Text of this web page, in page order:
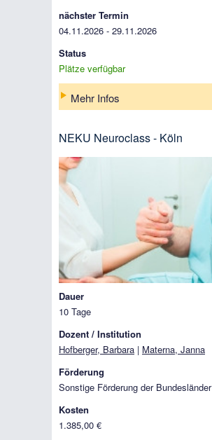
nächster Termin
04.11.2026 - 29.11.2026
Status
Plätze verfügbar
Mehr Infos
NEKU Neuroclass - Köln
Dauer
10 Tage
Dozent / Institution
Hofberger, Barbara | Materna, Janna
Förderung
Sonstige Förderung der Bundesländer
Kosten
1.385,00 €